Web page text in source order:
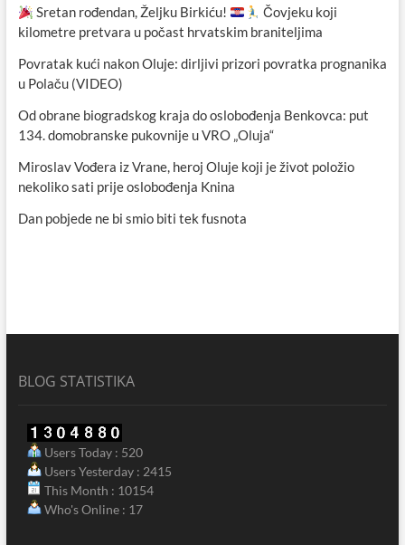
Sretan rođendan, Željku Birkiću!
Čovjeku koji
kilometre pretvara u počast hrvatskim braniteljima
Povratak kući nakon Oluje: dirljivi prizori povratka prognanika
u Polaču (VIDEO)
Od obrane biogradskog kraja do oslobođenja Benkovca: put
134. domobranske pukovnije u VRO „Oluja“
Miroslav Vođera iz Vrane, heroj Oluje koji je život položio
nekoliko sati prije oslobođenja Knina
Dan pobjede ne bi smio biti tek fusnota
BLOG STATISTIKA
Users Today : 520
Users Yesterday : 2415
This Month : 10154
Who's Online : 17